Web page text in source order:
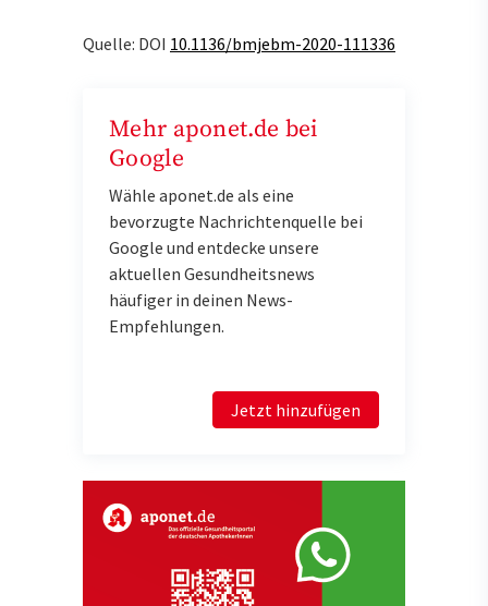
Quelle: DOI 10.1136/bmjebm-2020-111336
Mehr aponet.de bei
Google
Wähle aponet.de als eine
bevorzugte Nachrichtenquelle bei
Google und entdecke unsere
aktuellen Gesundheitsnews
häufiger in deinen News-
Empfehlungen.
Jetzt hinzufügen